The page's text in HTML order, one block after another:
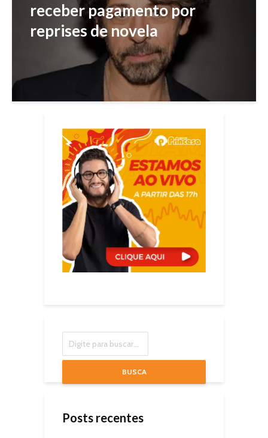
receber pagamento por
reprises de novela
BUSCA
Posts recentes